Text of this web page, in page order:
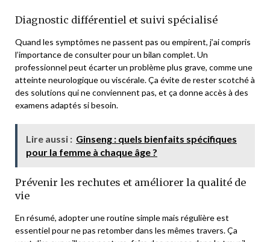
Diagnostic différentiel et suivi spécialisé
Quand les symptômes ne passent pas ou empirent, j’ai compris
l’importance de consulter pour un bilan complet. Un
professionnel peut écarter un problème plus grave, comme une
atteinte neurologique ou viscérale. Ça évite de rester scotché à
des solutions qui ne conviennent pas, et ça donne accès à des
examens adaptés si besoin.
Lire aussi : Ginseng : quels bienfaits spécifiques
pour la femme à chaque âge ?
Prévenir les rechutes et améliorer la qualité de
vie
En résumé, adopter une routine simple mais régulière est
essentiel pour ne pas retomber dans les mêmes travers. Ça